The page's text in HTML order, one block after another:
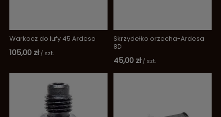
Warkocz do lufy 45 Ardesa
105,00 zł / szt.
Skrzydełko orzecha-Ardesa
8D
45,00 zł / szt.